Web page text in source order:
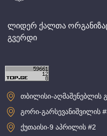
ლიდერ ქალთა
გვერდი
თბილისი-აღმაშენებლის
გორი-გარსევანიშვილის
ქუთაისი-9 აპრილის #2